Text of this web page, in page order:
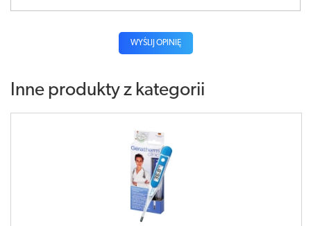
WYŚLIJ OPINIĘ
Inne produkty z kategorii